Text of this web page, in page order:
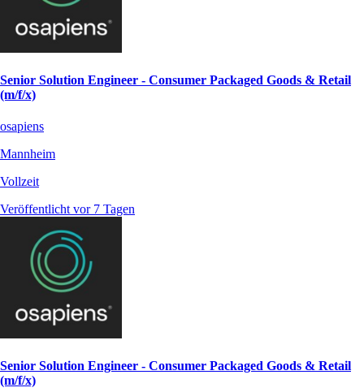
Senior Solution Engineer - Consumer Packaged Goods & Retail
(m/f/x)
osapiens
Mannheim
Vollzeit
Veröffentlicht vor 7 Tagen
Senior Solution Engineer - Consumer Packaged Goods & Retail
(m/f/x)